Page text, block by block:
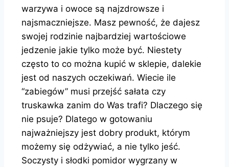
warzywa i owoce są najzdrowsze i
najsmaczniejsze. Masz pewność, że dajesz
swojej rodzinie najbardziej wartościowe
jedzenie jakie tylko może być. Niestety
często to co można kupić w sklepie, dalekie
jest od naszych oczekiwań. Wiecie ile
“zabiegów” musi przejść sałata czy
truskawka zanim do Was trafi? Dlaczego się
nie psuje? Dlatego w gotowaniu
najważniejszy jest dobry produkt, którym
możemy się odżywiać, a nie tylko jeść.
Soczysty i słodki pomidor wygrzany w